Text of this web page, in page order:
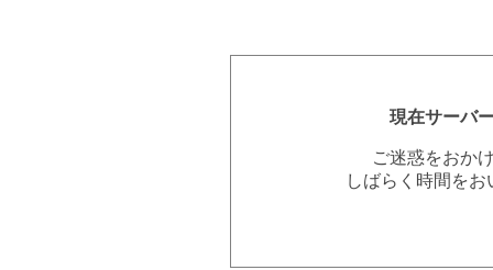
現在サーバ
ご迷惑をおか
しばらく時間を